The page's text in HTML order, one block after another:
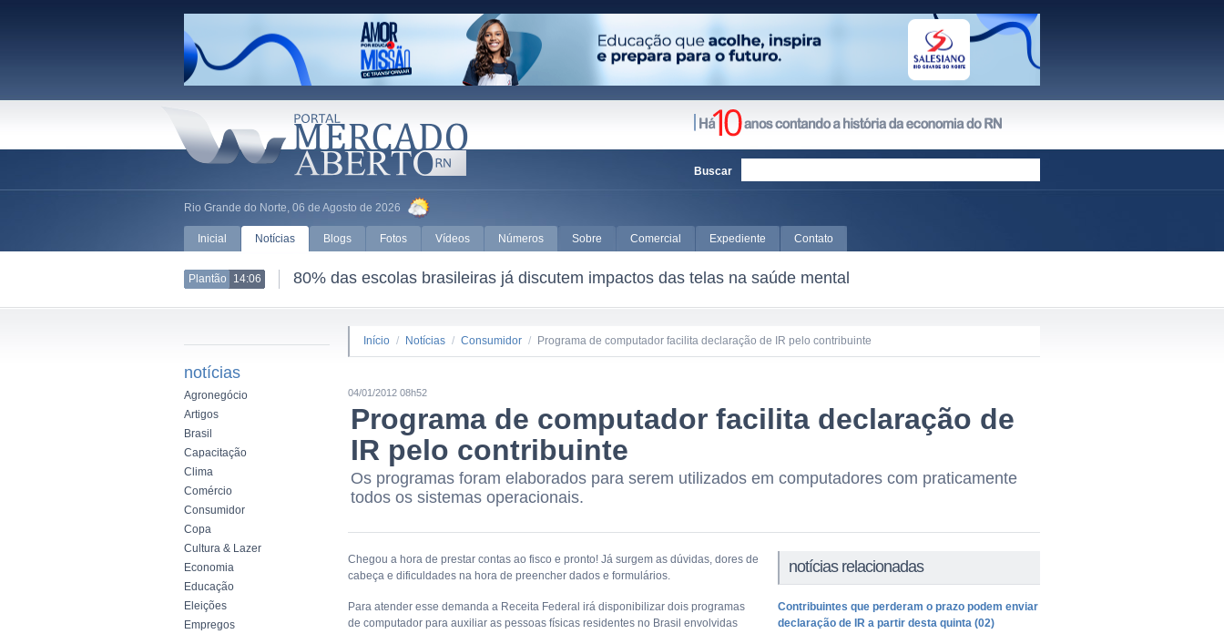
Rio Grande do Norte, 06 de Agosto de 2026
Buscar
Inicial Notícias Blogs Fotos Vídeos Números Sobre Comercial Expediente Contato
Plantão 14:06 80% das escolas brasileiras já discutem impactos das telas na saúde mental
notícias
Agronegócio
Artigos
Brasil
Capacitação
Clima
Comércio
Consumidor
Copa
Cultura & Lazer
Economia
Educação
Eleições
Empregos
Início / Notícias / Consumidor / Programa de computador facilita declaração de IR pelo contribuinte
04/01/2012 08h52
Programa de computador facilita declaração de
IR pelo contribuinte
Os programas foram elaborados para serem utilizados em computadores com praticamente
todos os sistemas operacionais.
notícias relacionadas
Contribuintes que perderam o prazo podem enviar
declaração de IR a partir desta quinta (02)
Chegou a hora de prestar contas ao fisco e pronto! Já surgem as dúvidas, dores de
cabeça e dificuldades na hora de preencher dados e formulários.
Para atender esse demanda a Receita Federal irá disponibilizar dois programas
de computador para auxiliar as pessoas físicas residentes no Brasil envolvidas